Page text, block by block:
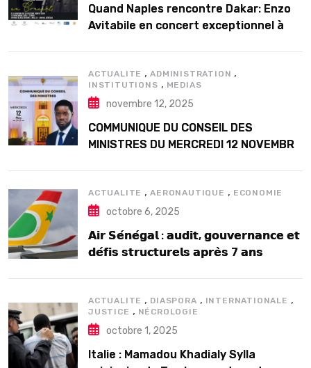
Quand Naples rencontre Dakar: Enzo
Avitabile en concert exceptionnel à
ACTUALITE ,ADMINISTRATION ,
INSTITUTIONS , MEDIAS
novembre 12, 2025
COMMUNIQUE DU CONSEIL DES
MINISTRES DU MERCREDI 12 NOVEMBRE
ACTUALITE ,AERONAUTIQUE , ECONOMIE
octobre 6, 2025
𝗔𝗶𝗿 𝗦𝗲́𝗻𝗲́𝗴𝗮𝗹 : 𝗮𝘂𝗱𝗶𝘁, 𝗴𝗼𝘂𝘃𝗲𝗿𝗻𝗮𝗻𝗰𝗲 𝗲𝘁
𝗱𝗲́𝗳𝗶𝘀 𝘀𝘁𝗿𝘂𝗰𝘁𝘂𝗿𝗲𝗹𝘀 𝗮𝗽𝗿𝗲̀𝘀 7 𝗮𝗻𝘀
ACTUALITE , DIASPORA , INTERNATIONALE ,
JUSTICE , NÉCROLOGIE
octobre 1, 2025
Italie : Mamadou Khadialy Sylla